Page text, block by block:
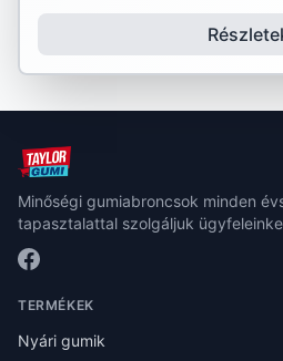
Minőségi gumiabroncsok minden
tapasztalattal szolgáljuk
TERMÉKEK
Nyári gumik